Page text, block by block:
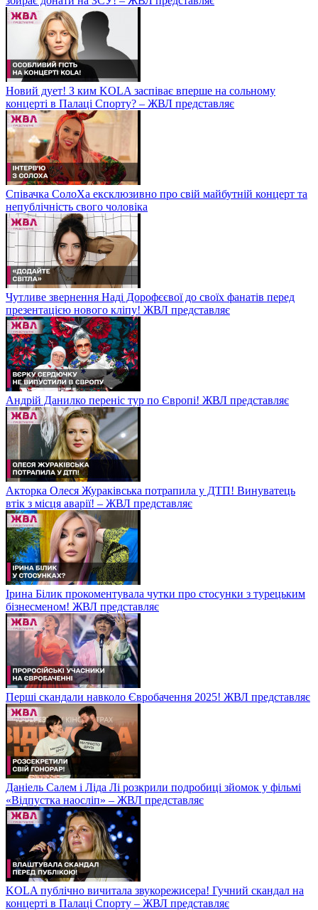
Новий дует! З ким KOLA заспіває вперше на сольному
концерті в Палаці Спорту? – ЖВЛ представляє
Співачка СолоХа ексклюзивно про свій майбутній концерт та
непублічність свого чоловіка
Чутливе звернення Наді Дорофєєвої до своїх фанатів перед
презентацією нового кліпу! ЖВЛ представляє
Андрій Данилко переніс тур по Європі! ЖВЛ представляє
Акторка Олеся Жураківська потрапила у ДТП! Винуватець
втік з місця аварії! – ЖВЛ представляє
Ірина Білик прокоментувала чутки про стосунки з турецьким
бізнесменом! ЖВЛ представляє
Перші скандали навколо Євробачення 2025! ЖВЛ представляє
Даніель Салем і Ліда Лі розкрили подробиці зйомок у фільмі
«Відпустка наосліп» – ЖВЛ представляє
KOLA публічно вичитала звукорежисера! Гучний скандал на
концерті в Палаці Спорту – ЖВЛ представляє